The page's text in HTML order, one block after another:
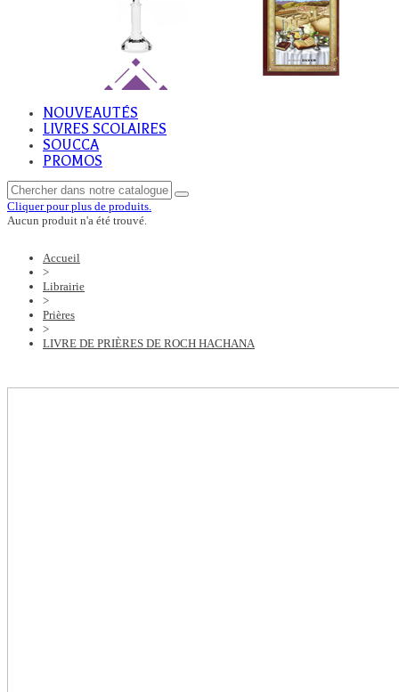
NOUVEAUTÉS
LIVRES SCOLAIRES
SOUCCA
PROMOS
Cliquer pour plus de produits.
Aucun produit n'a été trouvé.
Accueil
>
Librairie
>
Prières
>
LIVRE DE PRIÈRES DE ROCH HACHANA